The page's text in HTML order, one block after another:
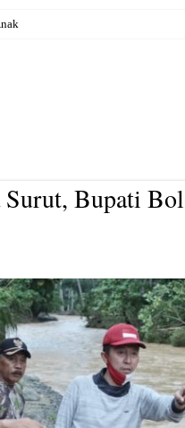
Kadishub Bolsel ‘Di
Bupati